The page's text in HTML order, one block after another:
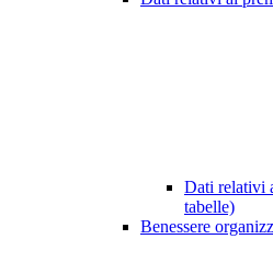
Dati relativi
tabelle)
Benessere